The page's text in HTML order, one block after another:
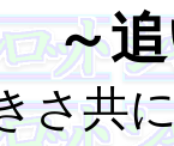
～
さ共